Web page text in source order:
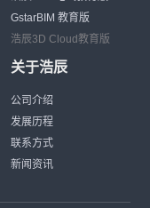
GstarBIM 教育版
浩辰3D Cloud教育版
关于浩辰
公司介绍
发展历程
联系方式
新闻资讯